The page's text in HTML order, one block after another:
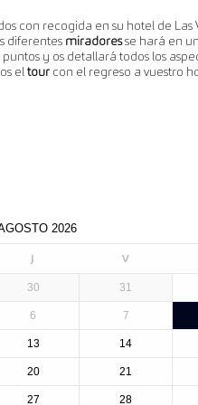
con recogida en su hotel de Las
diferentes miradoresse hará en
y os detallará todos los
eltour con el regreso a vuestro
2026
J V
30 31
6 7
13 14
20 21
27 28